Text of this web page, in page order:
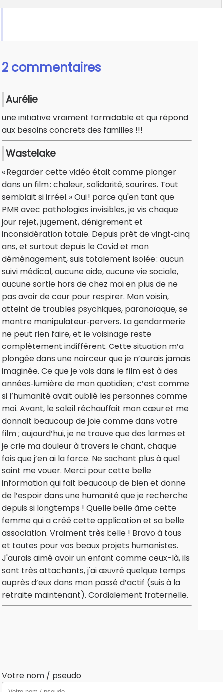
2 commentaires
Aurélie
une initiative vraiment formidable et qui répond
aux besoins concrets des familles !!!
Wastelake
« Regarder cette vidéo était comme plonger
dans un film : chaleur, solidarité, sourires. Tout
semblait si irréel. » Oui ! parce qu'en tant que
PMR avec pathologies invisibles, je vis chaque
jour rejet, jugement, dénigrement et
inconsidération totale. Depuis prêt de vingt‑cinq
ans, et surtout depuis le Covid et mon
déménagement, suis totalement isolée : aucun
suivi médical, aucune aide, aucune vie sociale,
aucune sortie hors de chez moi en plus de ne
pas avoir de cour pour respirer. Mon voisin,
atteint de troubles psychiques, paranoïaque, se
montre manipulateur‑pervers. La gendarmerie
ne peut rien faire, et le voisinage reste
complètement indifférent. Cette situation m’a
plongée dans une noirceur que je n’aurais jamais
imaginée. Ce que je vois dans le film est à des
années‑lumière de mon quotidien ; c’est comme
si l’humanité avait oublié les personnes comme
moi. Avant, le soleil réchauffait mon cœur et me
donnait beaucoup de joie comme dans votre
film ; aujourd’hui, je ne trouve que des larmes et
je crie ma douleur à travers le chant, chaque
fois que j’en ai la force. Ne sachant plus à quel
saint me vouer. Merci pour cette belle
information qui fait beaucoup de bien et donne
de l’espoir dans une humanité que je recherche
depuis si longtemps ! Quelle belle âme cette
femme qui a créé cette application et sa belle
association. Vraiment très belle ! Bravo à tous
et toutes pour vos beaux projets humanistes.
J'aurais aimé avoir un enfant comme ceux-là, ils
sont très attachants, j'ai œuvré quelque temps
auprès d’eux dans mon passé d’actif (suis à la
retraite maintenant). Cordialement fraternelle.
Votre nom / pseudo